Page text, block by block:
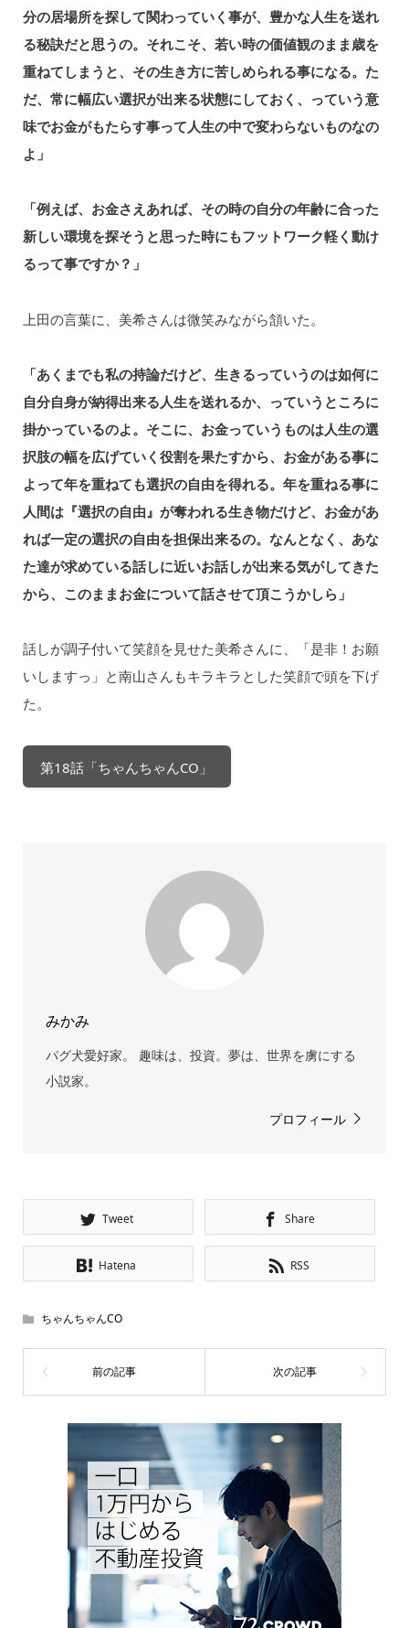
分の居場所を探して関わっていく事が、豊かな人生を送れ
る秘訣だと思うの。それこそ、若い時の価値観のまま歳を
重ねてしまうと、その生き方に苦しめられる事になる。た
だ、常に幅広い選択が出来る状態にしておく、っていう意
味でお金がもたらす事って人生の中で変わらないものなの
よ」
「例えば、お金さえあれば、その時の自分の年齢に合った
新しい環境を探そうと思った時にもフットワーク軽く動け
るって事ですか？」
上田の言葉に、美希さんは微笑みながら頷いた。
「あくまでも私の持論だけど、生きるっていうのは如何に
自分自身が納得出来る人生を送れるか、っていうところに
掛かっているのよ。そこに、お金っていうものは人生の選
択肢の幅を広げていく役割を果たすから、お金がある事に
よって年を重ねても選択の自由を得れる。年を重ねる事に
人間は『選択の自由』が奪われる生き物だけど、お金があ
れば一定の選択の自由を担保出来るの。なんとなく、あな
た達が求めている話しに近いお話しが出来る気がしてきた
から、このままお金について話させて頂こうかしら」
話しが調子付いて笑顔を見せた美希さんに、「是非！お願
いしますっ」と南山さんもキラキラとした笑顔で頭を下げ
た。
第18話「ちゃんちゃんCO」
みかみ
パグ犬愛好家。 趣味は、投資。夢は、世界を虜にする
小説家。
プロフィール
Tweet Share
Hatena RSS
ちゃんちゃんCO